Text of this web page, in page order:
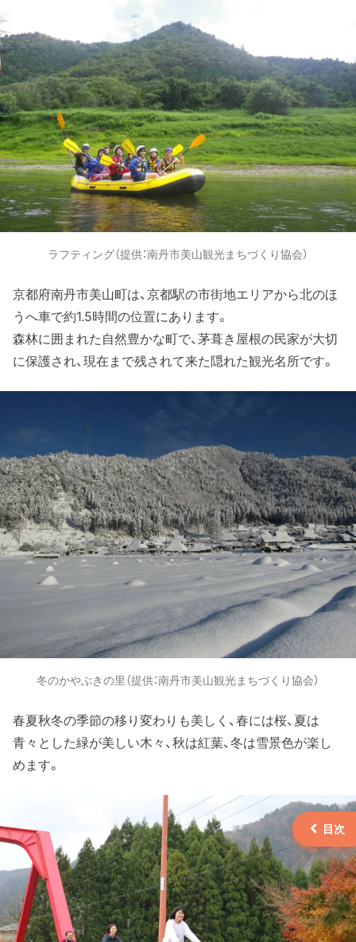
ラフティング（提供：南丹市美山観光まちづくり協会）
京都府南丹市美山町は、京都駅の市街地エリアから北のほ
うへ車で約1.5時間の位置にあります。
森林に囲まれた自然豊かな町で、茅葺き屋根の民家が大切
に保護され、現在まで残されて来た隠れた観光名所です。
冬のかやぶきの里（提供：南丹市美山観光まちづくり協会）
春夏秋冬の季節の移り変わりも美しく、春には桜、夏は
青々とした緑が美しい木々、秋は紅葉、冬は雪景色が楽し
めます。